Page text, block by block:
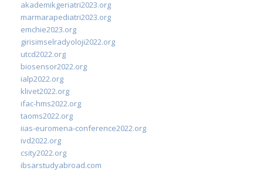
akademikgeriatri2023.org
marmarapediatri2023.org
emchie2023.org
girisimselradyoloji2022.org
utcd2022.org
biosensor2022.org
ialp2022.org
klivet2022.org
ifac-hms2022.org
taoms2022.org
iias-euromena-conference2022.org
ivd2022.org
csity2022.org
ibsarstudyabroad.com